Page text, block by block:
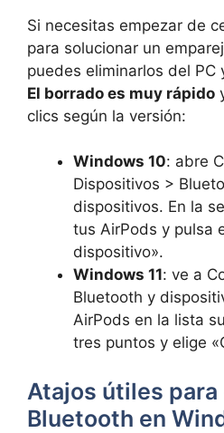
Si necesitas empezar de
para solucionar un
puedes eliminarlos del PC
El borrado es muy rápido
clics según la versión:
Windows 10: abre
Dispositivos >
dispositivos. En la
tus AirPods y pulsa
dispositivo».
Windows 11: ve a
Bluetooth y
AirPods en la lista
tres puntos y elige
Atajos útiles
Bluetooth en